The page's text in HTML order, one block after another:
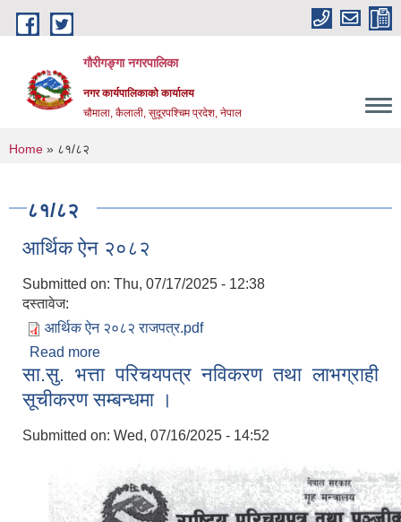
Skip to main content
गौरीगङ्गा नगरपालिका
नगर कार्यपालिकाको कार्यालय
चौमाला, कैलाली, सुदूरपश्चिम प्रदेश, नेपाल
You are here
Home » ८१/८२
८१/८२
आर्थिक ऐन २०८२
Submitted on: Thu, 07/17/2025 - 12:38
दस्तावेज:
आर्थिक ऐन २०८२ राजपत्र.pdf
Read more
सा.सु. भत्ता परिचयपत्र नविकरण तथा लाभग्राही
सूचीकरण सम्बन्धमा ।
Submitted on: Wed, 07/16/2025 - 14:52